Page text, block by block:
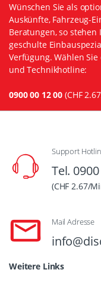
Wünschen Sie als
Auskünfte, Fahrzeug-
Beratungen, so
geschulte
Verfügung. Wählen
und Technikhotline:
0900 00 12 00 (CHF
Support
Tel.
(CHF 2.67/
Mail Adresse
Weitere Links